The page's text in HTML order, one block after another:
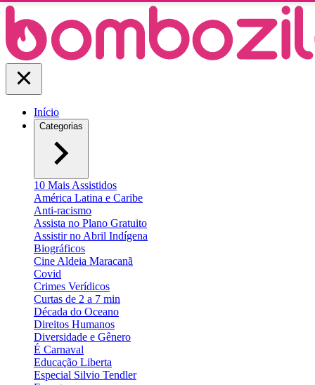
Início
Categorias
10 Mais Assistidos
América Latina e Caribe
Anti-racismo
Assista no Plano Gratuito
Assistir no Abril Indígena
Biográficos
Cine Aldeia Maracanã
Covid
Crimes Verídicos
Curtas de 2 a 7 min
Década do Oceano
Direitos Humanos
Diversidade e Gênero
É Carnaval
Educação Liberta
Especial Silvio Tendler